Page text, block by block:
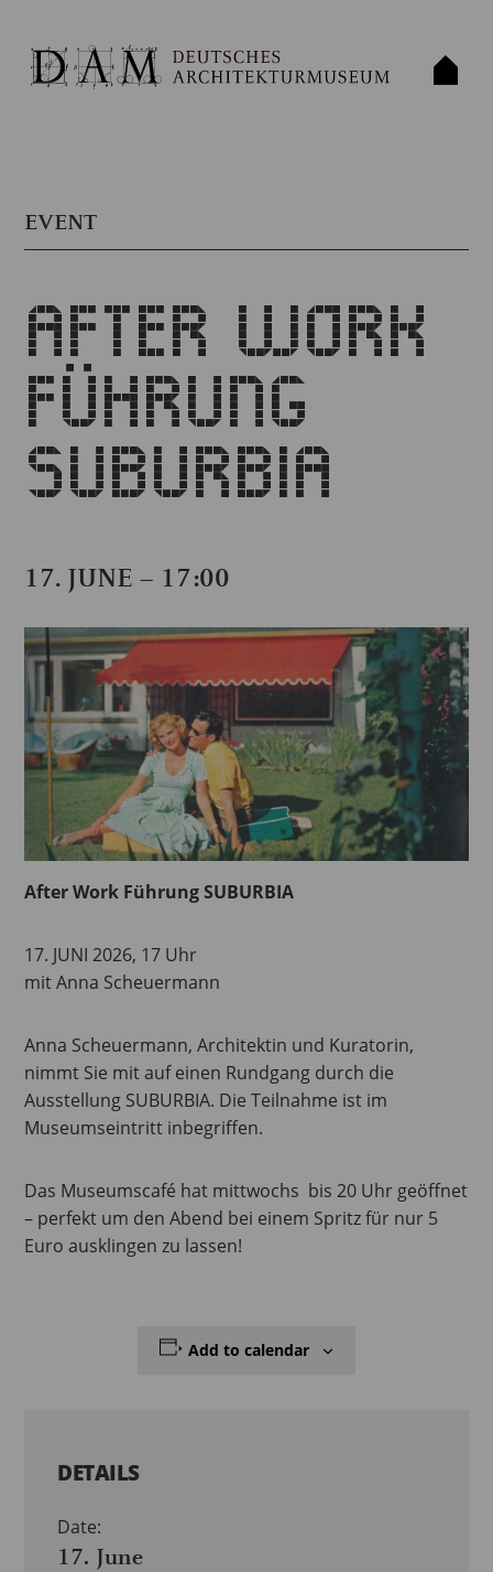
EVENT
AFTER WORK
FÜHRUNG
SUBURBIA
17. JUNE – 17:00
After Work Führung SUBURBIA
17. JUNI 2026, 17 Uhr
mit Anna Scheuermann
Anna Scheuermann, Architektin und Kuratorin,
nimmt Sie mit auf einen Rundgang durch die
Ausstellung SUBURBIA. Die Teilnahme ist im
Museumseintritt inbegriffen.
Das Museumscafé hat mittwochs bis 20 Uhr geöffnet
– perfekt um den Abend bei einem Spritz für nur 5
Euro ausklingen zu lassen!
Add to calendar
DETAILS
Date:
17. June